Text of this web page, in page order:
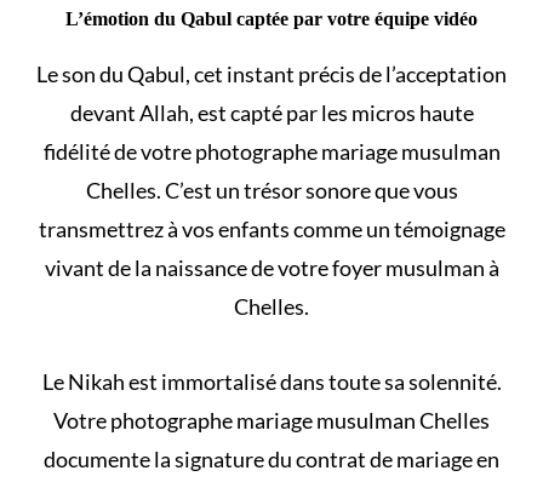
L’émotion du Qabul captée par votre équipe vidéo
Le son du Qabul, cet instant précis de l’acceptation
devant Allah, est capté par les micros haute
fidélité de votre photographe mariage musulman
Chelles. C’est un trésor sonore que vous
transmettrez à vos enfants comme un témoignage
vivant de la naissance de votre foyer musulman à
Chelles.
LeNikahest immortalisé dans toute sa solennité.
Votre photographe mariage musulman Chelles
documente la signature ducontrat de mariage en